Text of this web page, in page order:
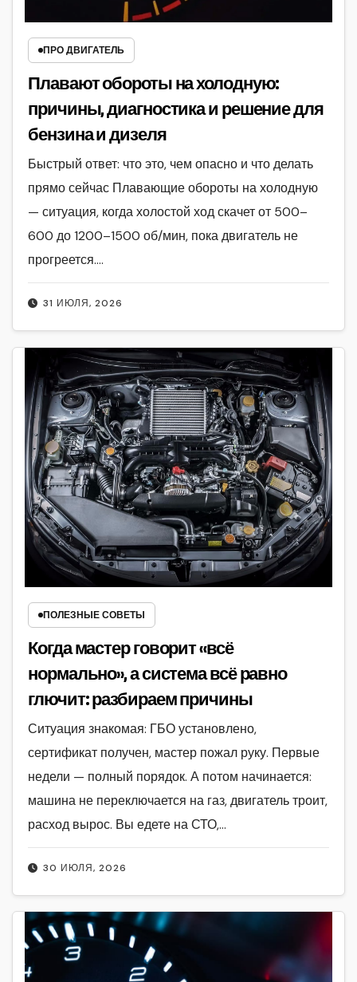
ПРО ДВИГАТЕЛЬ
Плавают обороты на холодную:
причины, диагностика и решение для
бензина и дизеля
31 ИЮЛЯ, 2026
Быстрый ответ: что это, чем опасно и что делать
прямо сейчас Плавающие обороты на холодную
— ситуация, когда холостой ход скачет от 500–
600 до 1200–1500 об/мин, пока двигатель не
прогреется.…
ПОЛЕЗНЫЕ СОВЕТЫ
Когда мастер говорит «всё
нормально», а система всё равно
глючит: разбираем причины
30 ИЮЛЯ, 2026
Ситуация знакомая: ГБО установлено,
сертификат получен, мастер пожал руку. Первые
недели — полный порядок. А потом начинается:
машина не переключается на газ, двигатель троит,
расход вырос. Вы едете на СТО,…